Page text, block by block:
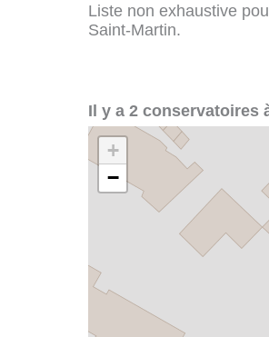
Liste non exhaustive
Saint-Martin.
Il y a 2 conservatoires
+
−